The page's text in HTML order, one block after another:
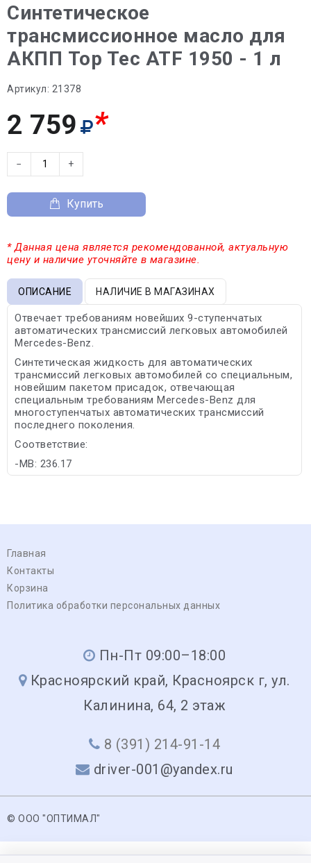
Синтетическое
трансмиссионное масло для
АКПП Top Tec ATF 1950 - 1 л
Артикул: 21378
2 759 *
− +
Купить
* Данная цена является рекомендованной, актуальную
цену и наличие уточняйте в магазине.
ОПИСАНИЕ НАЛИЧИЕ В МАГАЗИНАХ
Отвечает требованиям новейших 9-ступенчатых
автоматических трансмиссий легковых автомобилей
Mercedes-Benz.
Синтетическая жидкость для автоматических
трансмиссий легковых автомобилей со специальным,
новейшим пакетом присадок, отвечающая
специальным требованиям Mercedes-Benz для
многоступенчатых автоматических трансмиссий
последнего поколения.
Соответствие:
-MB: 236.17
Главная
Контакты
Корзина
Политика обработки персональных данных
Пн-Пт 09:00–18:00
Красноярский край, Красноярск г, ул.
Калинина, 64, 2 этаж
8 (391) 214-91-14
driver-001@yandex.ru
© ООО "ОПТИМАЛ"